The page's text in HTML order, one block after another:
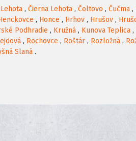
, Čierna Lehota , Čoltovo , Čučma ,
, Honce , Hrhov , Hrušov ,
Podhradie , Kružná , Kunova Teplica ,
, Rochovce , Roštár , Rozložná ,
Slaná .